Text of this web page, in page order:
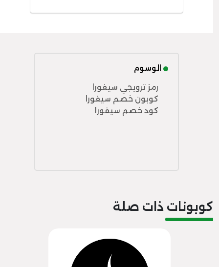
الوسوم
رمز ترويجي سيفورا
كوبون خصم سيفورا
كود خصم سيفورا
كوبونات ذات صلة